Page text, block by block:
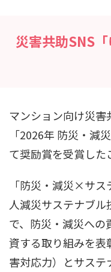
災害共助SNS
マンション向け災害
「2026年 防災・
て奨励賞を受賞した
「防災・減災×サ
人減災サステナブ
で、防災・減災への
資する取り組みを表
害対応力）とサス